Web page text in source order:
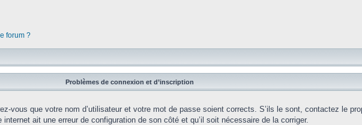
forum ?
Problèmes de connexion et d’inscription
vous que votre nom d’utilisateur et votre mot de passe soient corrects. S’ils le sont, contactez le
ait une erreur de configuration de son côté et qu’il soit nécessaire de la corriger.